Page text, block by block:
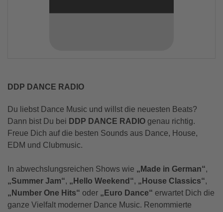
DDP DANCE RADIO
Du liebst Dance Music und willst die neuesten Beats?
Dann bist Du bei DDP DANCE RADIO genau richtig.
Freue Dich auf die besten Sounds aus Dance, House,
EDM und Clubmusic.
In abwechslungsreichen Shows wie „Made in German“,
„Summer Jam“, „Hello Weekend“, „House Classics“,
„Number One Hits“ oder „Euro Dance“ erwartet Dich die
ganze Vielfalt moderner Dance Music. Renommierte